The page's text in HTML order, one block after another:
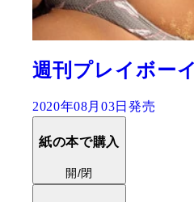
週刊プレイボー
2020年08月03日発売
紙の本で購入
開/閉